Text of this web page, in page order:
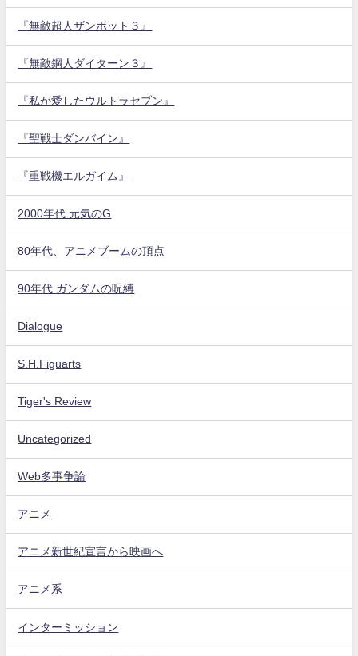
『無敵超人ザンボット３』
『無敵鋼人ダイターン３』
『私が愛したウルトラセブン』
『聖戦士ダンバイン』
『重戦機エルガイム』
2000年代 元気のG
80年代、アニメブームの頂点
90年代 ガンダムの呪縛
Dialogue
S.H.Figuarts
Tiger's Review
Uncategorized
Web多事争論
アニメ
アニメ新世紀宣言から映画へ
アニメ系
インターミッション